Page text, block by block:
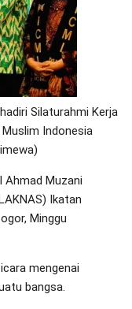
Silaturahmi Kerja
Indonesia
Ahmad Muzani
Ikatan
Minggu
mengenai
bangsa.